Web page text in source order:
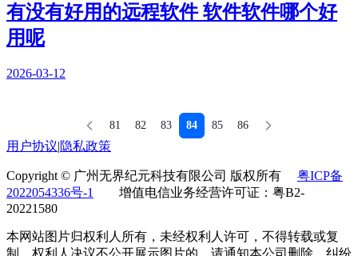
有没有好用的远程软件 软件软件哪个好
用呢
2026-03-12
81 82 83 84 85 86
用户协议|隐私政策
Copyright © 广州无界纪元科技有限公司 版权所有 粤ICP备
2022054336号-1
增值电信业务经营许可证：粤B2-
20221580
本网站图片归权利人所有，未经权利人许可，不得转载或复